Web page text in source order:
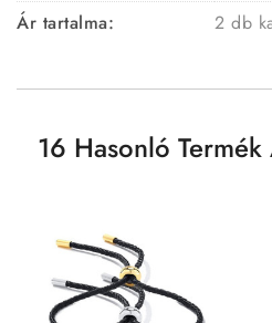
Ár tartalma:
2 db
16 Hasonló